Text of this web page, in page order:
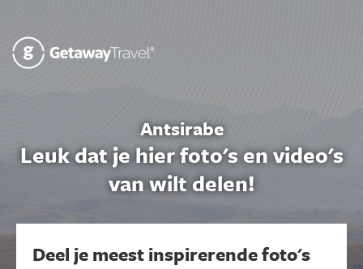
Antsirabe
Leuk dat je hier foto's en video's
van wilt delen!
Deel je meest inspirerende foto's